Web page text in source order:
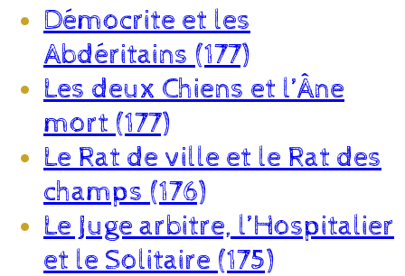
Démocrite et les
Abdéritains (177)
Les deux Chiens et l’Âne
mort (177)
Le Rat de ville et le Rat des
champs (176)
Le Juge arbitre, l’Hospitalier
et le Solitaire (175)